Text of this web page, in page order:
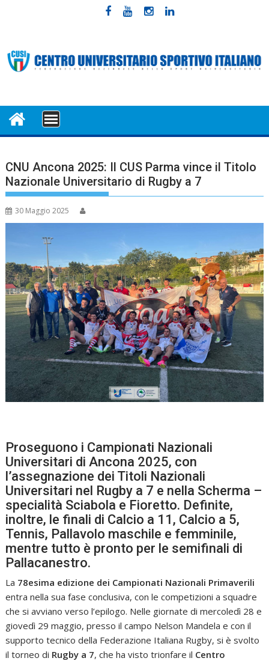
MENU
CNU Ancona 2025: Il CUS Parma vince il Titolo
Nazionale Universitario di Rugby a 7
30 Maggio 2025
Proseguono i Campionati Nazionali
Universitari di Ancona 2025, con
l’assegnazione dei Titoli Nazionali
Universitari nel Rugby a 7 e nella Scherma –
specialità Sciabola e Fioretto. Definite,
inoltre, le finali di Calcio a 11, Calcio a 5,
Tennis, Pallavolo maschile e femminile,
mentre tutto è pronto per le semifinali di
Pallacanestro.
La 78esima edizione dei Campionati Nazionali Primaverili
entra nella sua fase conclusiva, con le competizioni a squadre
che si avviano verso l’epilogo. Nelle giornate di mercoledì 28 e
giovedì 29 maggio, presso il campo Nelson Mandela e con il
supporto tecnico della Federazione Italiana Rugby, si è svolto
il torneo di Rugby a 7, che ha visto trionfare il Centro